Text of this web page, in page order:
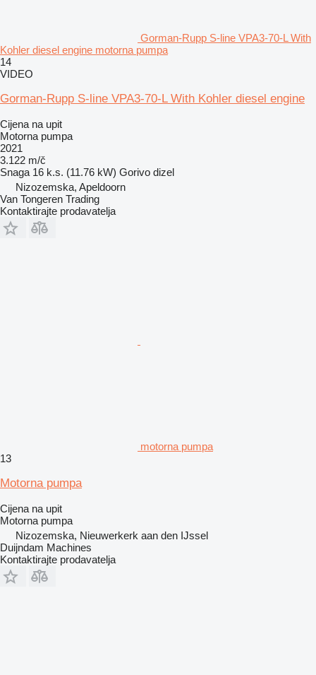
Gorman-Rupp S-line VPA3-70-L With
Kohler diesel engine motorna pumpa
14
VIDEO
Gorman-Rupp S-line VPA3-70-L With Kohler diesel engine
Cijena na upit
Motorna pumpa
2021
3.122 m/č
Snaga 16 k.s. (11.76 kW) Gorivo dizel
Nizozemska, Apeldoorn
Van Tongeren Trading
Kontaktirajte prodavatelja
motorna pumpa
13
Motorna pumpa
Cijena na upit
Motorna pumpa
Nizozemska, Nieuwerkerk aan den IJssel
Duijndam Machines
Kontaktirajte prodavatelja